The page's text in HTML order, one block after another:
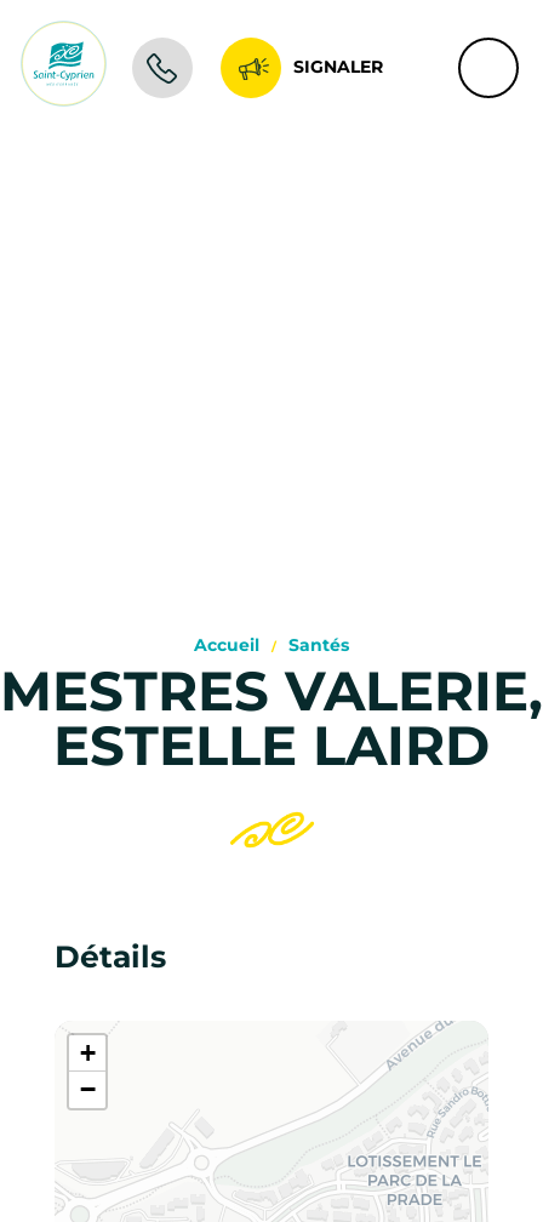
SIGNALER
Accueil Santés
MESTRES VALERIE,
ESTELLE LAIRD
Détails
+
−